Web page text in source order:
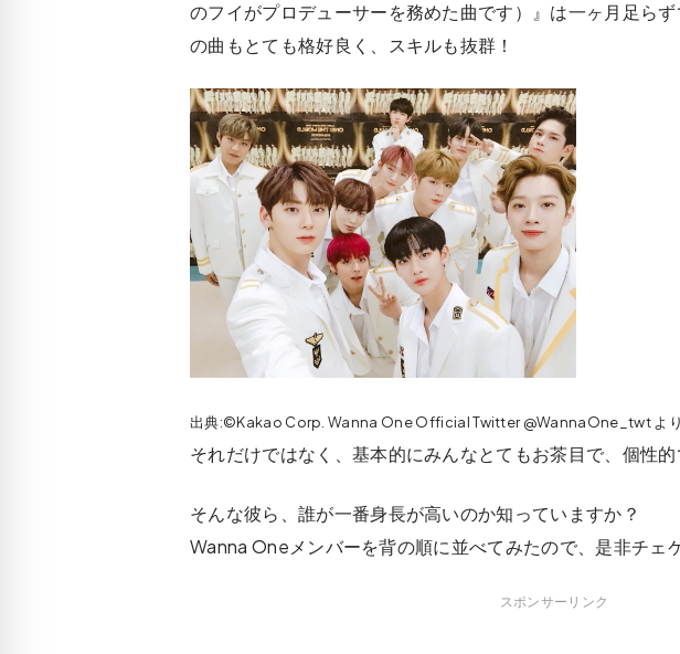
のフイがプロデューサーを務めた曲です）』は一ヶ月足ら
の曲もとても格好良く、スキルも抜群！
出典:©Kakao Corp. Wanna One Official Twitter @WannaOne_twt より
それだけではなく、基本的にみんなとてもお茶目で、個性的
そんな彼ら、誰が一番身長が高いのか知っていますか？
Wanna Oneメンバーを背の順に並べてみたので、是非チェ
スポンサーリンク